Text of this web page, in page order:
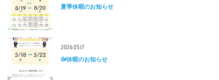
夏季休暇のお知らせ
2026.05.17
GW休暇のお知らせ